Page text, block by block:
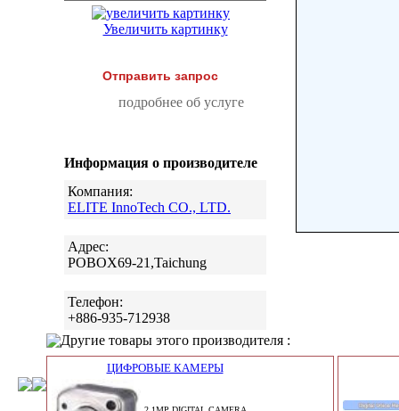
Увеличить картинку
Отправить запрос
подробнее об услуге
Информация о производителе
Компания:
ELITE InnoTech CO., LTD.
Адрес:
POBOX69-21,Taichung
Телефон:
+886-935-712938
Другие товары этого производителя :
ЦИФРОВЫЕ КАМЕРЫ